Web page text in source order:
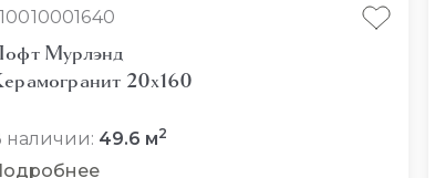
Мурлэнд
20x160
наличии: 49.6 м2